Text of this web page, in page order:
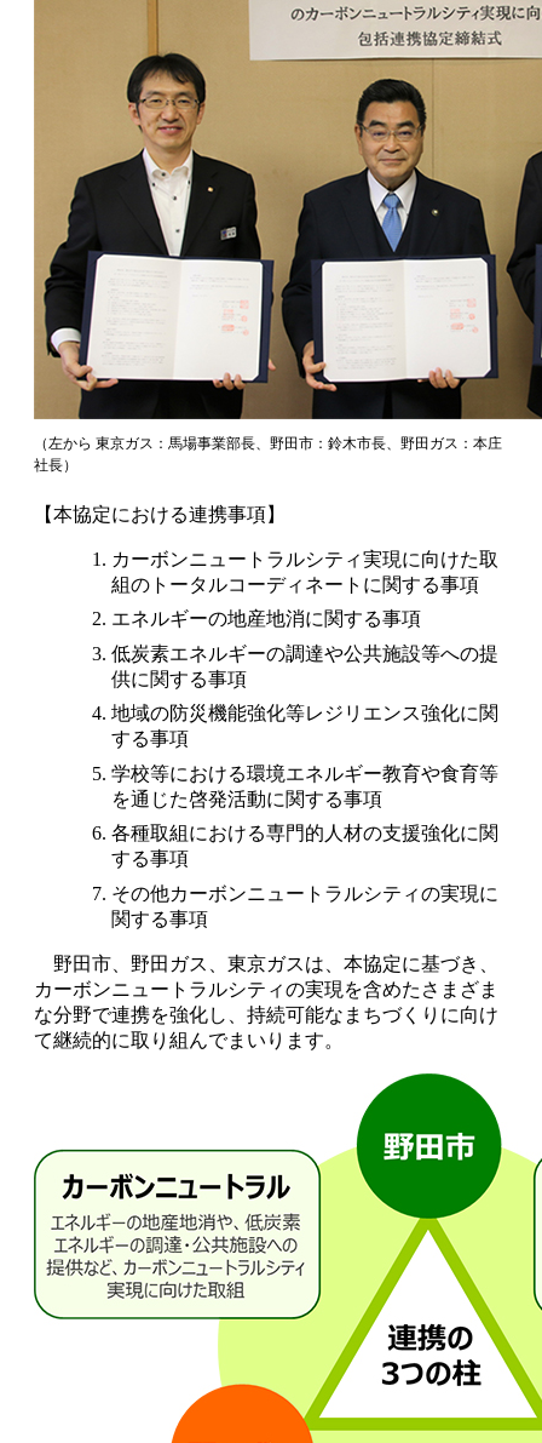
（左から 東京ガス：馬場事業部長、野田市：鈴木市長、野田ガス：本庄
社長）
【本協定における連携事項】
カーボンニュートラルシティ実現に向けた取
組のトータルコーディネートに関する事項
エネルギーの地産地消に関する事項
低炭素エネルギーの調達や公共施設等への提
供に関する事項
地域の防災機能強化等レジリエンス強化に関
する事項
学校等における環境エネルギー教育や食育等
を通じた啓発活動に関する事項
各種取組における専門的人材の支援強化に関
する事項
その他カーボンニュートラルシティの実現に
関する事項
野田市、野田ガス、東京ガスは、本協定に基づき、
カーボンニュートラルシティの実現を含めたさまざま
な分野で連携を強化し、持続可能なまちづくりに向け
て継続的に取り組んでまいります。